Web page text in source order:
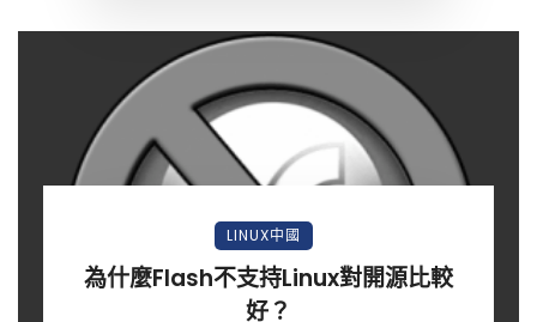
LINUX中國
為什麼Flash不支持Linux對開源比較
好？